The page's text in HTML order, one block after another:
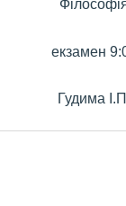
екзамен
Гудима